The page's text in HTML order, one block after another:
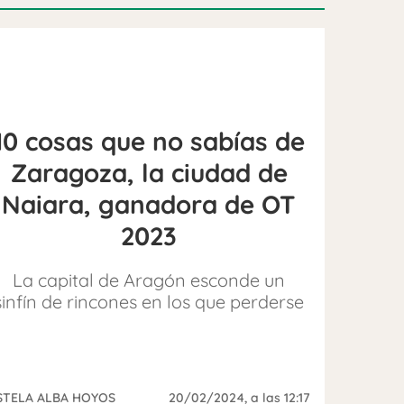
cosas que no sabías de
Zaragoza, la ciudad de
Naiara, ganadora de OT
2023
La capital de Aragón esconde un
de rincones en los que perderse
ALBA HOYOS 20/02/2024, a las 12:17